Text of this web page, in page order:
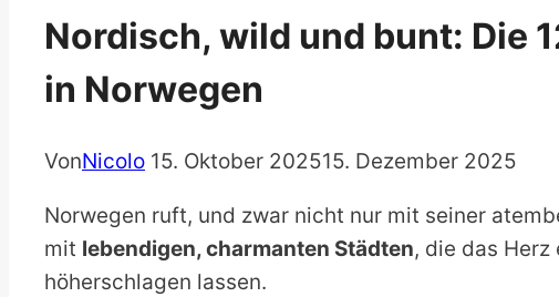
Nordisch, wild und bunt: Die
in Norwegen
VonNicolo 15. Oktober 202515. Dezember 2025
Norwegen ruft, und zwar nicht nur mit seiner
mit lebendigen, charmanten Städten, die das Herz
höherschlagen lassen.